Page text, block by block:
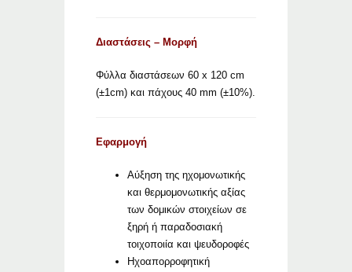
Διαστάσεις – Μορφή
Φύλλα διαστάσεων 60 x 120 cm
(±1cm) και πάχους 40 mm (±10%).
Εφαρμογή
Αύξηση της ηχομονωτικής
και θερμομονωτικής αξίας
των δομικών στοιχείων σε
ξηρή ή παραδοσιακή
τοιχοποιία και ψευδοροφές
Ηχοαπορροφητική